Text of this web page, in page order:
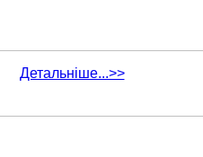
Детальніше...>>